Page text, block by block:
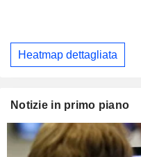
Heatmap dettagliata
Notizie in primo piano